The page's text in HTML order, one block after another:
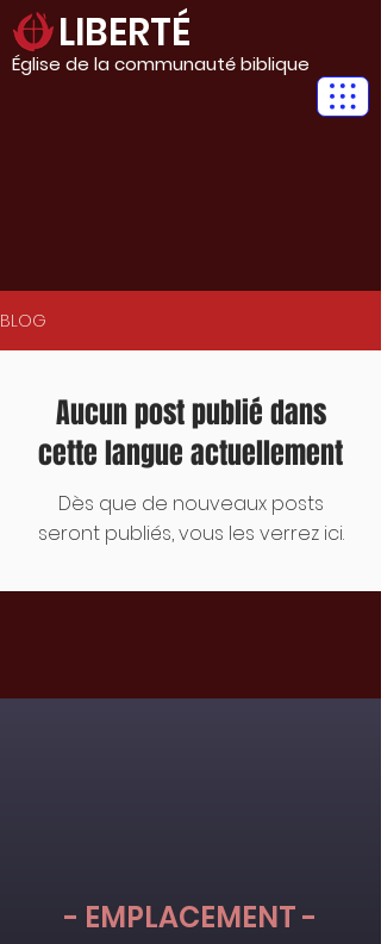
Église de la communauté biblique
LIBERTÉ
BLOG
Aucun post publié dans
cette langue actuellement
Dès que de nouveaux posts
seront publiés, vous les verrez ici.
- EMPLACEMENT -